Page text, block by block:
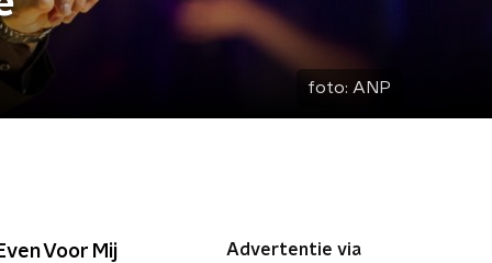
foto: ANP
Voor Mij
Advertentie via